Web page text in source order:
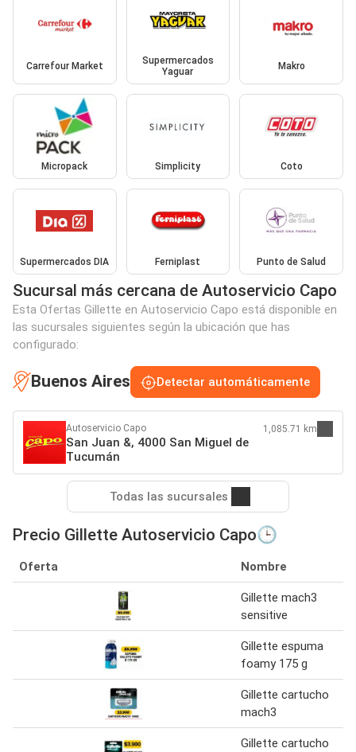
Carrefour Market
Supermercados
Yaguar
Makro
Micropack Simplicity Coto
Supermercados DIA Ferniplast Punto de Salud
Sucursal más cercana de Autoservicio Capo
Esta Ofertas Gillette en Autoservicio Capo está disponible en
las sucursales siguientes según la ubicación que has
configurado:
Buenos Aires Detectar automáticamente
Autoservicio Capo
San Juan &, 4000 San Miguel de
Tucumán
1,085.71 km
Todas las sucursales
Precio Gillette Autoservicio Capo🕒
Oferta Nombre
Gillette mach3
sensitive
Gillette espuma
foamy 175 g
Gillette cartucho
mach3
Gillette cartucho